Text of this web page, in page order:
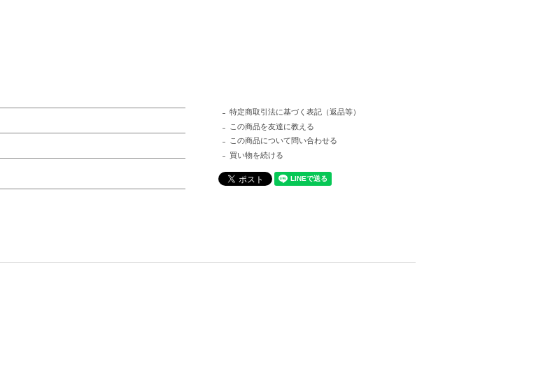
特定商取引法に基づく表記（返品等）
この商品を友達に教える
この商品について問い合わせる
買い物を続ける